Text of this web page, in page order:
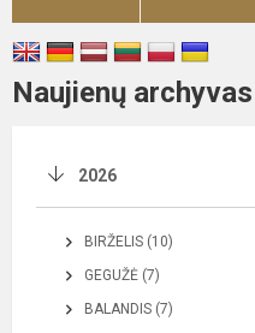
Naujienų archyvas
2026
BIRŽELIS (10)
GEGUŽĖ (7)
BALANDIS (7)